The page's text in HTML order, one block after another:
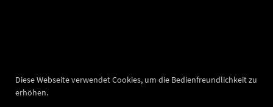
Diese Webseite verwendet Cookies, um die Bedienfreundlichkeit zu
erhöhen.